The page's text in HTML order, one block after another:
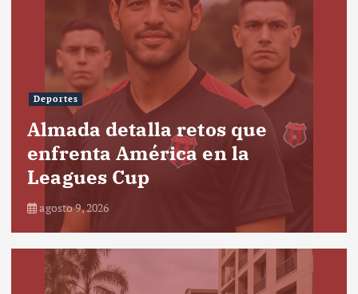
Deportes
Almada detalla retos que
enfrenta América en la
Leagues Cup
agosto 9, 2026